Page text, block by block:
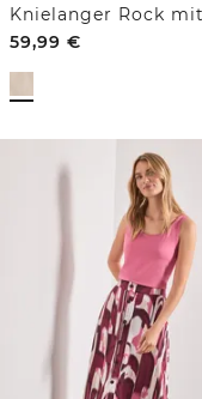
59,99 €